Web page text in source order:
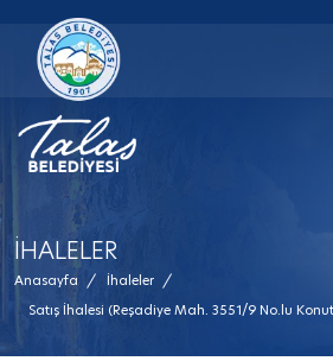
İHALELER
Anasayfa / İhaleler /
Satış İhalesi (Reşadiye Mah. 3551/9 No.lu